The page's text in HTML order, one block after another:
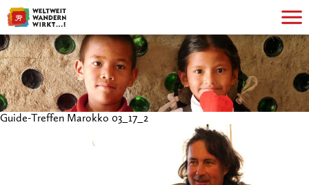
Guide-Treffen Marokko 03_17_2